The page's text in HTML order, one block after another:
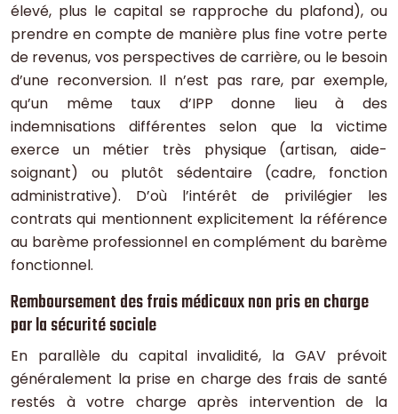
élevé, plus le capital se rapproche du plafond), ou
prendre en compte de manière plus fine votre perte
de revenus, vos perspectives de carrière, ou le besoin
d’une reconversion. Il n’est pas rare, par exemple,
qu’un même taux d’IPP donne lieu à des
indemnisations différentes selon que la victime
exerce un métier très physique (artisan, aide-
soignant) ou plutôt sédentaire (cadre, fonction
administrative). D’où l’intérêt de privilégier les
contrats qui mentionnent explicitement la référence
au barème professionnel en complément du barème
fonctionnel.
Remboursement des frais médicaux non pris en charge
par la sécurité sociale
En parallèle du capital invalidité, la GAV prévoit
généralement la prise en charge des frais de santé
restés à votre charge après intervention de la